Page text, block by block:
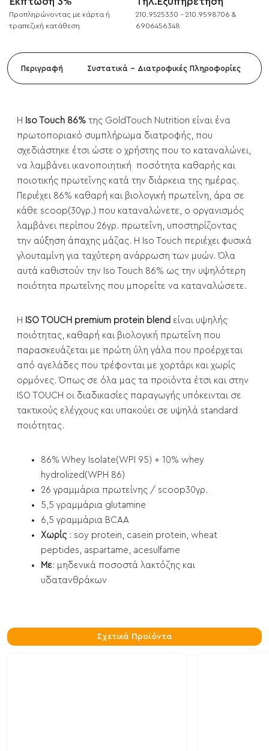
Προπληρώνοντας με κάρτα ή
τραπεζική κατάθεση
210.9525330 - 210.9598706 &
6906456348
Περιγραφή Συστατικά - Διατροφικές Πληροφορίες
Η Iso Touch 86% της GoldTouch Nutrition είναι ένα
πρωτοποριακό συμπλήρωμα διατροφής, που
σχεδιάστηκε έτσι ώστε ο χρήστης που το καταναλώνει,
να λαμβάνει ικανοποιητική ποσότητα καθαρής και
ποιοτικής πρωτεΐνης κατά την διάρκεια της ημέρας.
Περιέχει 86% καθαρή και βιολογική πρωτεΐνη, άρα σε
κάθε scoop(30γρ.) που καταναλώνετε, ο οργανισμός
λαμβάνει περίπου 26γρ. πρωτεΐνη, υποστηρίζοντας
την αύξηση άπαχης μάζας. Η Iso Touch περιέχει φυσικά
γλουταμίνη για ταχύτερη ανάρρωση των μυών. Όλα
αυτά καθιστούν την Iso Touch 86% ως την υψηλότερη
ποιότητα πρωτεΐνης που μπορείτε να καταναλώσετε.
H ISO TOUCH premium protein blend είναι υψηλής
ποιότητας, καθαρή και βιολογική πρωτεΐνη που
παρασκευάζεται με πρώτη ύλη γάλα που προέρχεται
από αγελάδες που τρέφονται με χορτάρι και χωρίς
ορμόνες. Όπως σε όλα μας τα προϊόντα έτσι και στην
ISO TOUCH οι διαδικασίες παραγωγής υπόκεινται σε
τακτικούς ελέγχους και υπακούει σε υψηλά standard
ποιότητας.
86% Whey Isolate(WPI 95) + 10% whey
hydrolized(WPH 86)
26 γραμμάρια πρωτείνης / scoop30γρ.
5,5 γραμμάρια glutamine
6,5 γραμμάρια BCAA
Xωρίς : soy protein, casein protein, wheat
peptides, aspartame, acesulfame
Με: μηδενικά ποσοστά λακτόζης και
υδατανθράκων
Σχετικά Προϊόντα